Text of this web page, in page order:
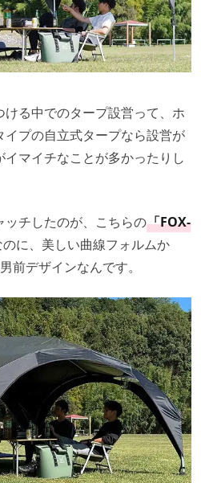
る中でのタープ設営って、ホ
プの自立式タープなら設営が
マイチなことが多かったりし
チしたのが、こちらの「FOX-
に、美しい曲線フォルムか
前デザインなんです。